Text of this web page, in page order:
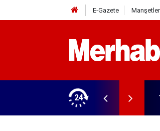
E-Gazete Manşetler
24